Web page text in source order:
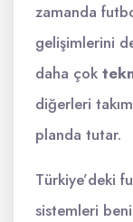
zamanda
gelişimlerini
daha çok
diğerleri
planda tutar.
Türkiye’deki
sistemleri